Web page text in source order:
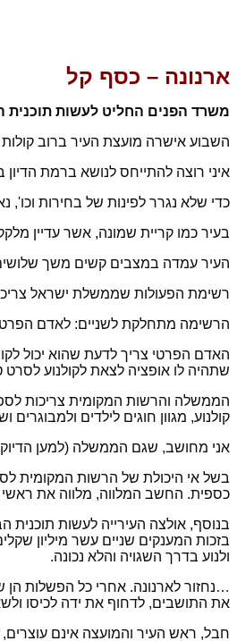
ארנונה – כסף קל
משרד הפנים החליט לעשות תוכנית
השבוע אישרה מועצת העיר ברוב קולות העלאת
איני רוצה להתייחס לנושא ברמת
כדי שלא נגרר לפינות של בחירות וכו',
בעיר כמו קריית שמונה, אשר עדיין
העיר עמדה במצבים קשים משך
רשימת הפעולות שממשלת ישראל
הרשימה מתחלקת לשניים: לאדם הפרטי
האדם הפרטי צריך לדעת שהוא יכול
שתהיה לו אופציה לצאת לקולנוע
הממשלה והרשות המקומית צריכות לספק
קולנוע, מגוון חוגים לילדים ולמבוגרים
אני מחושב, שגם הממשלה (למען
בשל אי היכולת של הרשות המקומית
כספית. החשב המלווה, מלווה את ראשי
בנוסף, אולצה העירייה לעשות
בזכות המענקים שניים עשר מיליון
ולנוע בדרך השגויה והלא נכונה.
…נחזור לארנונה. אחרי כל הפשלות
את התושבים, לדחוף את ידה לכיסו
חבל, ראש העיר והמועצה אינם